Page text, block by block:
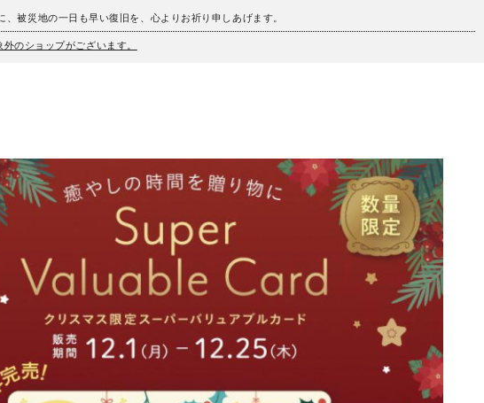
被災地の一日も早い復旧を、心よりお祈り申しあげます。
のショップがございます。